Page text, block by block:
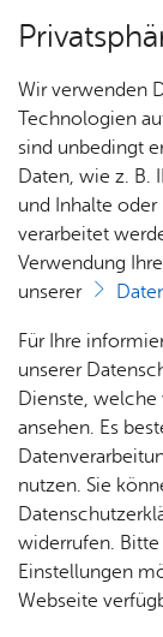
Rat­
haus &
Bür­
ger­
ser­vice
Rat­
häu­ser
& Orts­
ver­
wal­
rich­
ten,
&
der
Stadt­chro­nik
der
Nach­weis
Wir verwenden
Technologien
sind unbedingt
Daten, wie z. B.
und Inhalte
verarbeitet
Verwendung
unserer
Für Ihre
unserer
Dienste, welche
ansehen. Es
nutzen. Sie
widerrufen. Bitte
Einstellungen
Webseite